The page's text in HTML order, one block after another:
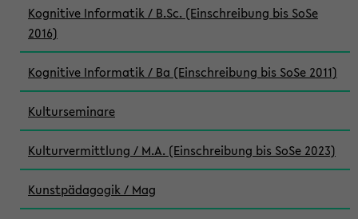
Kognitive Informatik / B.Sc. (Einschreibung bis SoSe
2016)
Kognitive Informatik / Ba (Einschreibung bis SoSe 2011)
Kulturseminare
Kulturvermittlung / M.A. (Einschreibung bis SoSe 2023)
Kunstpädagogik / Mag